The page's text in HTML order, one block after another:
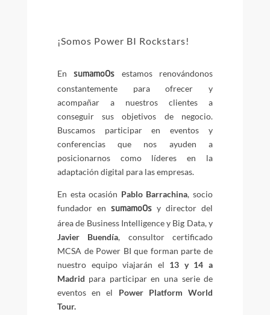
¡Somos Power BI Rockstars!
EnsumamoOs
estamos renovándonos
constantemente para ofrecer y
acompañar a nuestros clientes a
conseguir sus objetivos de negocio.
Buscamos participar en eventos y
conferencias que nos ayuden a
posicionarnos como líderes en la
adaptación digital para las empresas.
En esta ocasión Pablo Barrachina, socio
fundador en
sumamoOsy director del
área de Business Intelligence y Big Data, y
Javier Buendía, consultor certificado
MCSA de Power BI que forman parte de
nuestro equipo viajarán el 13 y 14 a
Madrid para participar en una serie de
eventos en el Power Platform World
Tour.